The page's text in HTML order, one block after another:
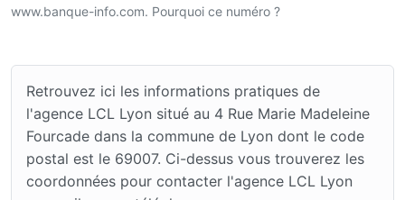
www.banque-info.com. Pourquoi ce numéro ?
Retrouvez ici les informations pratiques de
l'agence LCL Lyon situé au 4 Rue Marie Madeleine
Fourcade dans la commune de Lyon dont le code
postal est le 69007. Ci-dessus vous trouverez les
coordonnées pour contacter l'agence LCL Lyon